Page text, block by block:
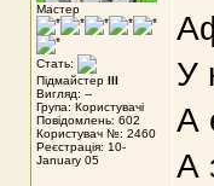
Мастер
Стать:
Підмайстер III
Вигляд: --
Група: Користувачі
Повідомлень: 602
Користувач №: 2460
Реєстрація: 10-
January 05
У
А
А